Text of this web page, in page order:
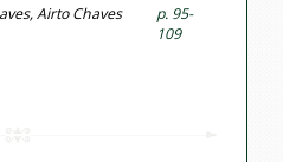
Airto Chaves
p. 95-
109